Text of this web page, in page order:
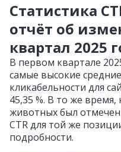
Статистика
отчёт об
квартал 2025
В первом квартале
самые высокие
кликабельности для
45,35 %. В то же
животных был
CTR для той же
подробности.